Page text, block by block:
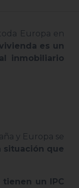
Europa en
es un
inmobiliario
y Europa se
situación que
un IPC